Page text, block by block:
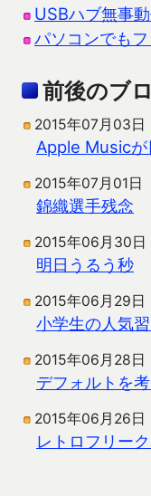
USBハブ無事
パソコンでも
前後のブ
2015年07月03日
Apple Musicが
2015年07月01日
錦織選手残念
2015年06月30日
明日うるう秒
2015年06月29日
小学生の人気
2015年06月28日
デフォルトを
2015年06月26日
レトロフリー